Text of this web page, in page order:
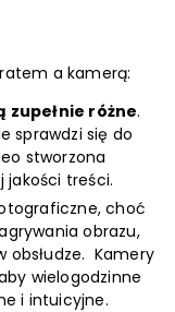
a kamerą:
zupełnie różne.
sprawdzi się do
stworzona
jakości treści.
choć
obrazu,
obsłudze. Kamery
wielogodzinne
i intuicyjne.